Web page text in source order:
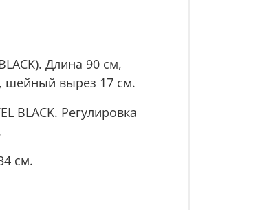
). Длина 90 см,
шейный вырез 17 см.
BLACK. Регулировка
см.